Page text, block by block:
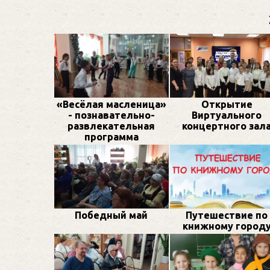
«Весёлая масленица»
- познавательно-
развлекательная
программа
Открытие
Виртуального
концертного
Победный май
Путешествие по
книжному